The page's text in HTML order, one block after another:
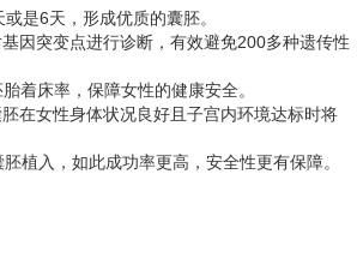
是6天，形成优质的囊胚。
因突变点进行诊断，有效避免200多种遗传性
着床率，保障女性的健康安全。
在女性身体状况良好且子宫内环境达标时将
植入，如此成功率更高，安全性更有保障。